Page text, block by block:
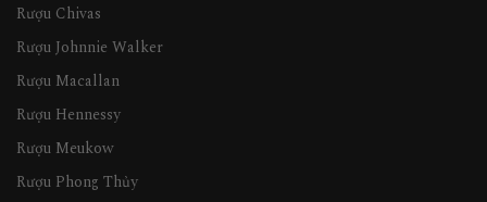
Rượu Chivas
Rượu Johnnie Walker
Rượu Macallan
Rượu Hennessy
Rượu Meukow
Rượu Phong Thủy